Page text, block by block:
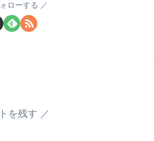
ローする
を残す